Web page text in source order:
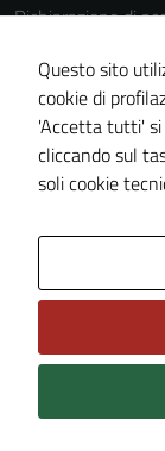
Dichiarazione di
Dichiarazione di
Whistleblowing
Piano di
Area riservata
Questo sito
cookie di
'Accetta tutti' si
cliccando sul
soli cookie